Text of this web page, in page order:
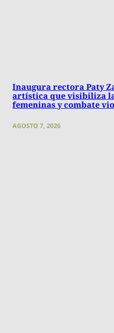
Inaugura rectora Paty
artística que visibiliza
femeninas y combate
AGOSTO 7, 2026